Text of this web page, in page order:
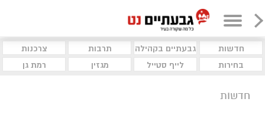
חדשות גבעתיים בקהילה תרבות
צרכנות
בחירות
לייף סטייל מגזין רמת גן
חדשות